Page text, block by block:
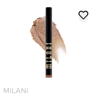
MILANI